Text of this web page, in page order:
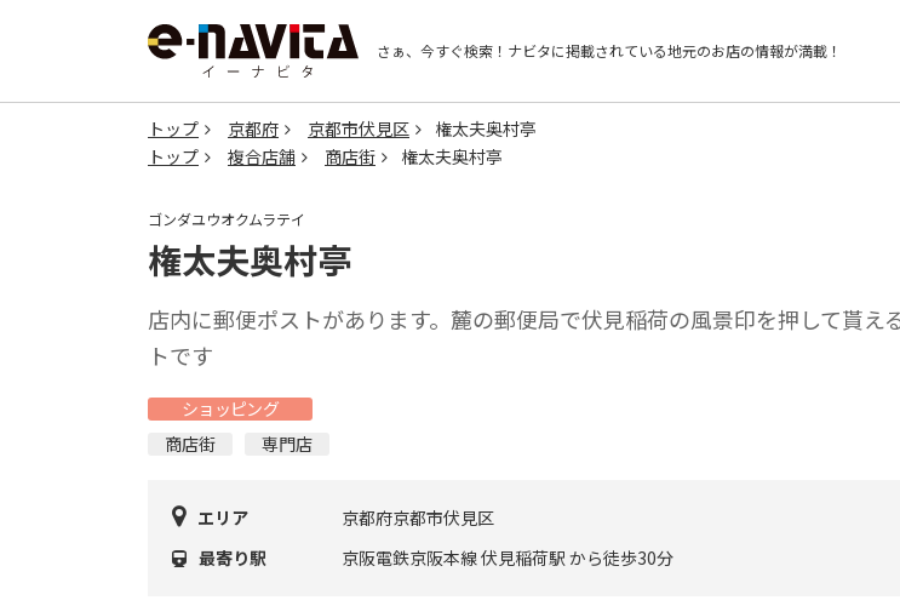
さぁ、今すぐ検索！ ナビタに掲載されている地元のお店の情報が満載！
トップ 京都府 京都市伏見区
権太夫奥村亭
トップ
複合店舗 商店街 権太夫奥村亭
ゴンダユウオクムラテイ
権太夫奥村亭
店内に郵便ポストがあります。麓の郵便局で伏見稲荷の風景印を押して貰え
トです
ショッピング
商店街
専門店
エリア
京都府京都市伏見区
最寄り駅
京阪電鉄京阪本線 伏見稲荷駅 から徒歩30分